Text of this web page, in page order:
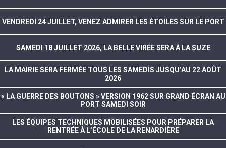
VENDREDI 24 JUILLET, VENEZ ADMIRER LES ÉTOILES SUR LE PORT
SAMEDI 18 JUILLET 2026, LA BELLE VIRÉE SERA À LA SUZE
LA MAIRIE SERA FERMÉE TOUS LES SAMEDIS JUSQU’AU 22 AOÛT
2026
« LA GUERRE DES BOUTONS » VERSION 1962 SUR GRAND ÉCRAN AU
PORT SAMEDI SOIR
LES ÉQUIPES TECHNIQUES MOBILISÉES POUR PRÉPARER LA
RENTRÉE À L’ÉCOLE DE LA RENARDIÈRE